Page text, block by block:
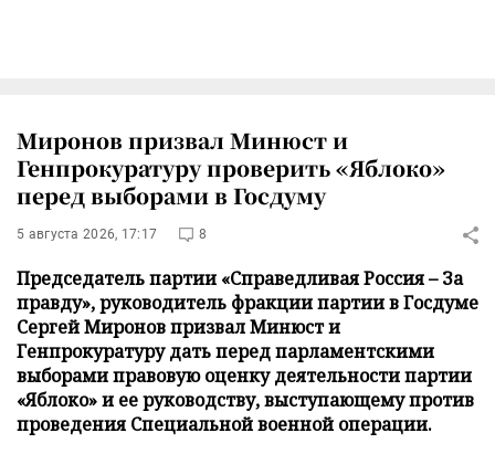
Миронов призвал Минюст и
Генпрокуратуру проверить «Яблоко»
перед выборами в Госдуму
5 августа 2026, 17:17 8
Председатель партии «Справедливая Россия – За
правду», руководитель фракции партии в Госдуме
Сергей Миронов призвал Минюст и
Генпрокуратуру дать перед парламентскими
выборами правовую оценку деятельности партии
«Яблоко» и ее руководству, выступающему против
проведения Специальной военной операции.